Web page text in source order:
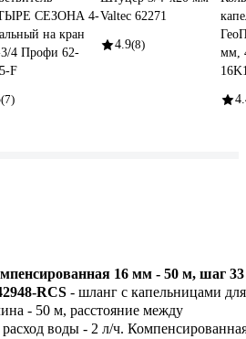
СЕЗОНА 4-
на кран
4 Профи 62-
F
(7)
Valtec 62271
4.9(8)
мм,
16 мм - 50 м, шаг 33
RCS - шланг с капельницами для
- 50 м, расстояние между
воды - 2 л/ч.